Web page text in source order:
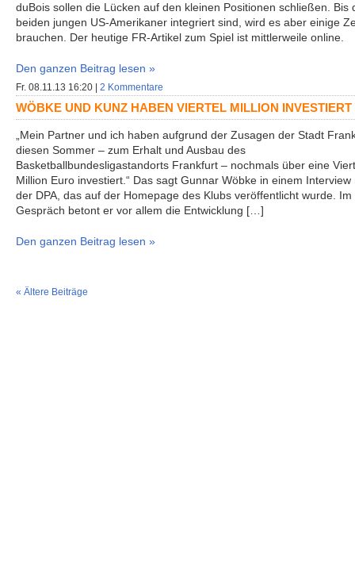
duBois sollen die Lücken auf den kleinen Positionen schließen. Bis
beiden jungen US-Amerikaner integriert sind, wird es aber einige
brauchen. Der heutige FR-Artikel zum Spiel ist mittlerweile online.
Den ganzen Beitrag lesen »
Fr. 08.11.13 16:20 | 2 Kommentare
WÖBKE UND KUNZ HABEN VIERTEL MILLION INVESTIERT
„Mein Partner und ich haben aufgrund der Zusagen der Stadt
diesen Sommer – zum Erhalt und Ausbau des
Basketballbundesligastandorts Frankfurt – nochmals über eine
Million Euro investiert.“ Das sagt Gunnar Wöbke in einem Interview
der DPA, das auf der Homepage des Klubs veröffentlicht wurde. Im
Gespräch betont er vor allem die Entwicklung […]
Den ganzen Beitrag lesen »
« Ältere Beiträge